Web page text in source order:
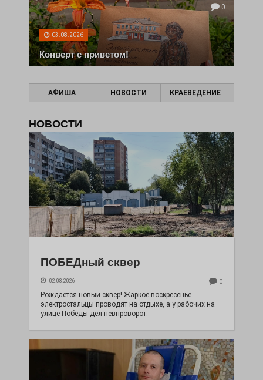
0
03.08.2026
Конверт с приветом!
АФИША НОВОСТИ КРАЕВЕДЕНИЕ
НОВОСТИ
ПОБЕДный сквер
02.08.2026 0
Рождается новый сквер! Жаркое воскресенье
электростальцы проводят на отдыхе, а у рабочих на
улице Победы дел невпроворот.